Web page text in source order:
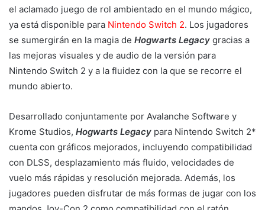
el aclamado juego de rol ambientado en el mundo mágico,
ya está disponible para Nintendo Switch 2. Los jugadores
se sumergirán en la magia de Hogwarts Legacy gracias a
las mejoras visuales y de audio de la versión para
Nintendo Switch 2 y a la fluidez con la que se recorre el
mundo abierto.
Desarrollado conjuntamente por Avalanche Software y
Krome Studios, Hogwarts Legacy para Nintendo Switch 2*
cuenta con gráficos mejorados, incluyendo compatibilidad
con DLSS, desplazamiento más fluido, velocidades de
vuelo más rápidas y resolución mejorada. Además, los
jugadores pueden disfrutar de más formas de jugar con los